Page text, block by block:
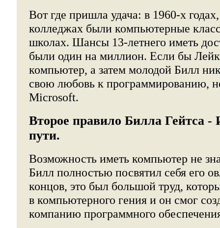
Вот где пришла удача: в 1960-х
колледжах были компьютерные
школах. Шансы 13-летнего иметь
были один на миллион. Если бы
компьютер, а затем молодой Билл
свою любовь к программированию,
Microsoft.
Второе правило Билла Гейтса -
пути.
Возможность иметь компьютер не
Билл полностью посвятил себя его
концов, это был большой труд,
в компьютерного гения и он смог
компанию программного